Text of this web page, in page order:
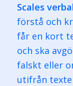
Scales
förstå och
får en kort
och ska
falskt eller
utifrån